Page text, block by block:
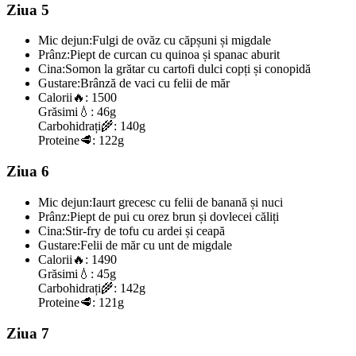
Ziua 5
Mic dejun:Fulgi de ovăz cu căpșuni și migdale
Prânz:Piept de curcan cu quinoa și spanac aburit
Cina:Somon la grătar cu cartofi dulci copți și conopidă
Gustare:Brânză de vaci cu felii de măr
Calorii 🔥: 1500
Grăsimi 💧: 46g
Carbohidrați🌾: 140g
Proteine🥩: 122g
Ziua 6
Mic dejun:Iaurt grecesc cu felii de banană și nuci
Prânz:Piept de pui cu orez brun și dovlecei căliți
Cina:Stir-fry de tofu cu ardei și ceapă
Gustare:Felii de măr cu unt de migdale
Calorii 🔥: 1490
Grăsimi 💧: 45g
Carbohidrați🌾: 142g
Proteine🥩: 121g
Ziua 7